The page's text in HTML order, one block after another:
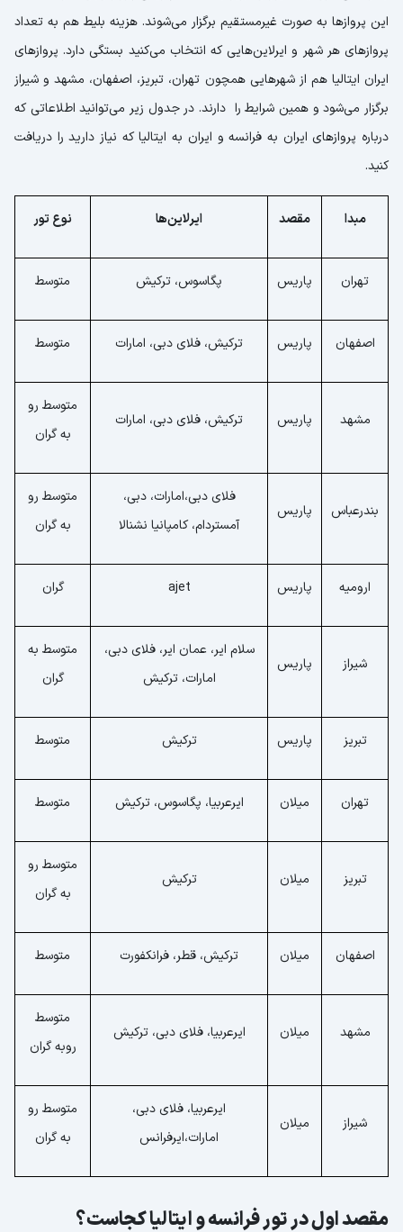
این پروازها به صورت غیرمستقیم برگزار می‌شوند. هزینه بلیط هم به تعداد
پروازهای هر شهر و ایرلاین‌هایی که انتخاب می‌کنید بستگی دارد. پروازهای
ایران ایتالیا هم از شهرهایی همچون تهران، تبریز، اصفهان، مشهد و شیراز
برگزار می‌شود و همین شرایط را دارند. در جدول زیر می‌توانید اطلاعاتی که
درباره پروازهای ایران به فرانسه و ایران به ایتالیا که نیاز دارید را دریافت
کنید.
مبدا مقصد ایرلاین‌ها نوع تور
تهران پاریس پگاسوس، ترکیش متوسط
اصفهان پاریس ترکیش، فلای دبی، امارات متوسط
مشهد پاریس ترکیش، فلای دبی، امارات
متوسط رو
به گران
بندرعباس پاریس
فلای دبی،امارات، دبی،
آمستردام، کامپانیا نشنالا
متوسط رو
به گران
ارومیه پاریس ajet گران
شیراز پاریس
سلام ایر، عمان ایر، فلای دبی،
امارات، ترکیش
متوسط به
گران
تبریز پاریس ترکیش متوسط
تهران میلان ایرعربیا، پگاسوس، ترکیش متوسط
تبریز میلان ترکیش
متوسط رو
به گران
اصفهان میلان ترکیش، قطر، فرانکفورت متوسط
مشهد میلان ایرعربیا، فلای دبی، ترکیش
متوسط
روبه گران
شیراز میلان
ایرعربیا، فلای دبی،
امارات،ایرفرانس
متوسط رو
به گران
مقصد اول در تور فرانسه و ایتالیا کجاست؟